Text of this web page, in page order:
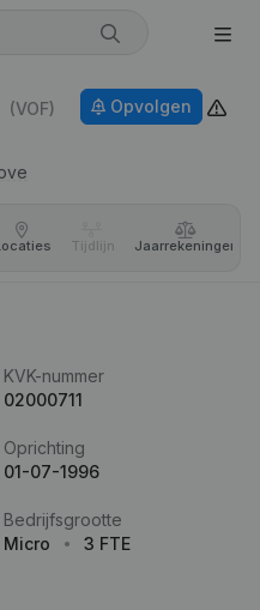
(VOF)
Opvolgen
Tijdlijn Jaar­rekeningen
KVK-nummer
02000711
Oprichting
01-07-1996
Bedrijfsgrootte
Micro
3 FTE